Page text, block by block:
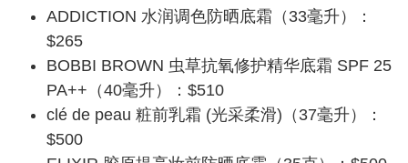
ADDICTION 水润调色防晒底霜（33毫升）：
$265
BOBBI BROWN 虫草抗氧修护精华底霜 SPF 25
PA++（40毫升）：$510
clé de peau 粧前乳霜 (光采柔滑)（37毫升）：
$500